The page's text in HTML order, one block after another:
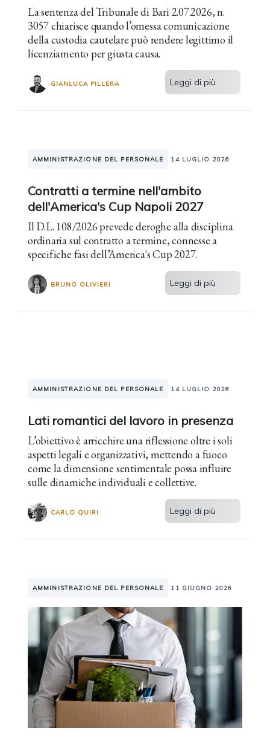
La sentenza del Tribunale di Bari 2.07.2026, n.
3057 chiarisce quando l’omessa comunicazione
della custodia cautelare può rendere legittimo il
licenziamento per giusta causa.
GIANLUCA PILLERA Leggi di più
AMMINISTRAZIONE DEL PERSONALE 14 LUGLIO 2026
Contratti a termine nell'ambito
dell'America's Cup Napoli 2027
Il D.L. 108/2026 prevede deroghe alla disciplina
ordinaria sul contratto a termine, connesse a
specifiche fasi dell’America's Cup 2027.
BRUNO OLIVIERI Leggi di più
AMMINISTRAZIONE DEL PERSONALE 14 LUGLIO 2026
Lati romantici del lavoro in presenza
L’obiettivo è arricchire una riflessione oltre i soli
aspetti legali e organizzativi, mettendo a fuoco
come la dimensione sentimentale possa influire
sulle dinamiche individuali e collettive.
CARLO QUIRI Leggi di più
AMMINISTRAZIONE DEL PERSONALE 11 GIUGNO 2026